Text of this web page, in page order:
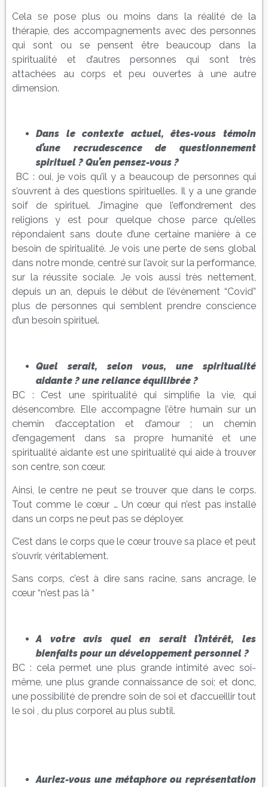
Cela se pose plus ou moins dans la réalité de la
thérapie, des accompagnements avec des personnes
qui sont ou se pensent être beaucoup dans la
spiritualité et d’autres personnes qui sont très
attachées au corps et peu ouvertes à une autre
dimension.
Dans le contexte actuel, êtes-vous témoin
d’une recrudescence de questionnement
spirituel ? Qu’en pensez-vous ?
BC : oui, je vois qu’il y a beaucoup de personnes qui
s’ouvrent à des questions spirituelles. Il y a une grande
soif de spirituel. J’imagine que l’effondrement des
religions y est pour quelque chose parce qu’elles
répondaient sans doute d’une certaine manière à ce
besoin de spiritualité. Je vois une perte de sens global
dans notre monde, centré sur l’avoir, sur la performance,
sur la réussite sociale. Je vois aussi très nettement,
depuis un an, depuis le début de l’évènement “Covid”
plus de personnes qui semblent prendre conscience
d’un besoin spirituel.
Quel serait, selon vous, unespiritualité
aidante ? une reliance équilibrée ?
BC : C’est une spiritualité qui simplifie la vie, qui
désencombre. Elle accompagne l’être humain sur un
chemin d’acceptation et d’amour ; un chemin
d’engagement dans sa propre humanité et une
spiritualité aidante est une spiritualité qui aide à trouver
son centre, son cœur.
Ainsi, le centre ne peut se trouver que dans le corps.
Tout comme le cœur … Un cœur qui n’est pas installé
dans un corps ne peut pas se déployer.
C’est dans le corps que le cœur trouve sa place et peut
s’ouvrir, véritablement.
Sans corps, c’est à dire sans racine, sans ancrage, le
cœur “n’est pas là “
A votre avis quel en serait l’intérêt, les
bienfaits pour un développement personnel ?
BC : cela permet une plus grande intimité avec soi-
même, une plus grande connaissance de soi; et donc,
une possibilité de prendre soin de soi et d’accueillir tout
le soi , du plus corporel au plus subtil.
Auriez-vous une métaphore ou représentation